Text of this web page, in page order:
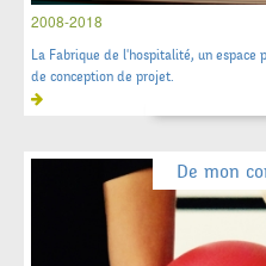
2008-2018
La Fabrique de l'hospitalité, un espace
de conception de projet.
De mon